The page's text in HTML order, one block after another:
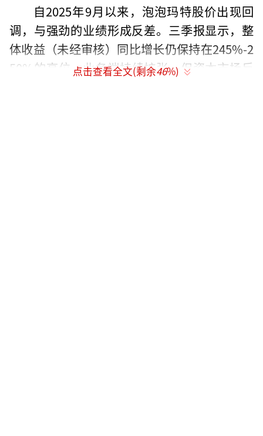
自2025年9月以来，泡泡玛特股价出现回
调，与强劲的业绩形成反差。三季报显示，整
体收益（未经审核）同比增长仍保持在245%-2
50%的高位，业务端持续扩张，但资本市场反
点击查看全文(剩余46%)